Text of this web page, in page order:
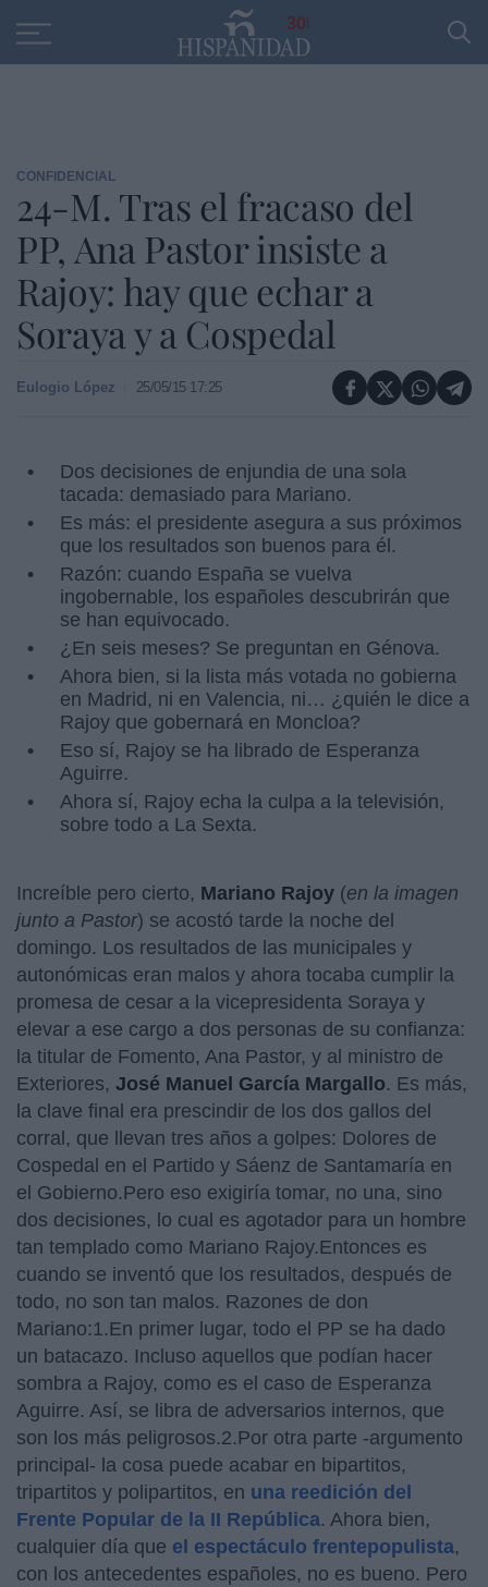
30
CONFIDENCIAL
24-M. Tras el fracaso del
PP, Ana Pastor insiste a
Rajoy: hay que echar a
Soraya y a Cospedal
Eulogio López 25/05/15 17:25
Dos decisiones de enjundia de una sola
tacada: demasiado para Mariano.
Es más: el presidente asegura a sus próximos
que los resultados son buenos para él.
Razón: cuando España se vuelva
ingobernable, los españoles descubrirán que
se han equivocado.
¿En seis meses? Se preguntan en Génova.
Ahora bien, si la lista más votada no gobierna
en Madrid, ni en Valencia, ni… ¿quién le dice a
Rajoy que gobernará en Moncloa?
Eso sí, Rajoy se ha librado de Esperanza
Aguirre.
Ahora sí, Rajoy echa la culpa a la televisión,
sobre todo a La Sexta.
Increíble pero cierto, Mariano Rajoy (en la imagen
junto a Pastor) se acostó tarde la noche del
domingo. Los resultados de las municipales y
autonómicas eran malos y ahora tocaba cumplir la
promesa de cesar a la vicepresidenta Soraya y
elevar a ese cargo a dos personas de su confianza:
la titular de Fomento, Ana Pastor, y al ministro de
Exteriores, José Manuel García Margallo. Es más,
la clave final era prescindir de los dos gallos del
corral, que llevan tres años a golpes: Dolores de
Cospedal en el Partido y Sáenz de Santamaría en
el Gobierno.Pero eso exigiría tomar, no una, sino
dos decisiones, lo cual es agotador para un hombre
tan templado como Mariano Rajoy.Entonces es
cuando se inventó que los resultados, después de
todo, no son tan malos. Razones de don
Mariano:1.En primer lugar, todo el PP se ha dado
un batacazo. Incluso aquellos que podían hacer
sombra a Rajoy, como es el caso de Esperanza
Aguirre. Así, se libra de adversarios internos, que
son los más peligrosos.2.Por otra parte -argumento
principal- la cosa puede acabar en bipartitos,
tripartitos y polipartitos, en una reedición del
Frente Popular de la II República. Ahora bien,
cualquier día que el espectáculo frentepopulista,
con los antecedentes españoles, no es bueno. Pero